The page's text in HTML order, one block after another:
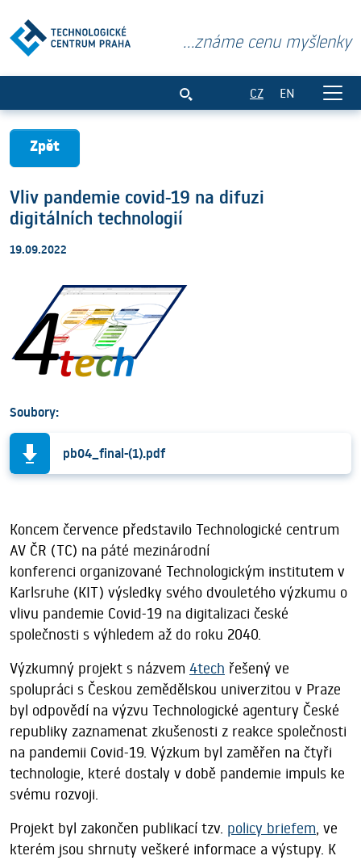
...známe cenu myšlenky
CZ EN
Zpět
Vliv pandemie covid-19 na difuzi
digitálních technologií
19.09.2022
Soubory:
pb04_final-(1).pdf
Koncem července představilo Technologické centrum
AV ČR (TC) na páté mezinárodní
konferenci organizované Technologickým institutem v
Karlsruhe (KIT) výsledky svého dvouletého výzkumu o
vlivu pandemie Covid-19 na digitalizaci české
společnosti s výhledem až do roku 2040.
Výzkumný projekt s názvem 4tech řešený ve
spolupráci s Českou zemědělskou univerzitou v Praze
byl odpovědí na výzvu Technologické agentury České
republiky zaznamenat zkušenosti z reakce společnosti
na pandemii Covid-19. Výzkum byl zaměřen na čtyři
technologie, které dostaly v době pandemie impuls ke
svému rozvoji.
Projekt byl zakončen publikací tzv. policy briefem, ve
kterém jsou shrnuty veškeré informace a výstupy. K